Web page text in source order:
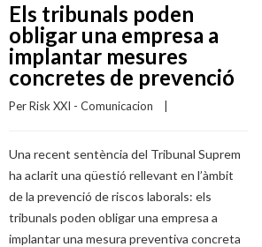
Els tribunals poden
obligar una empresa a
implantar mesures
concretes de prevenció
Per Risk XXI - Comunicacion
Una recent sentència del Tribunal Suprem
ha aclarit una qüestió rellevant en l’àmbit
de la prevenció de riscos laborals: els
tribunals poden obligar una empresa a
implantar una mesura preventiva concreta